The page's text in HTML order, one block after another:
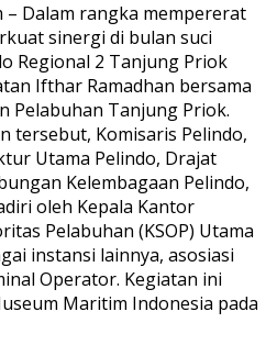
– Dalam rangka mempererat
sinergi di bulan suci
Regional 2 Tanjung Priok
Ifthar Ramadhan bersama
Pelabuhan Tanjung Priok.
tersebut, Komisaris Pelindo,
Utama Pelindo, Drajat
Kelembagaan Pelindo,
oleh Kepala Kantor
Pelabuhan (KSOP) Utama
instansi lainnya, asosiasi
Operator. Kegiatan ini
Maritim Indonesia pada